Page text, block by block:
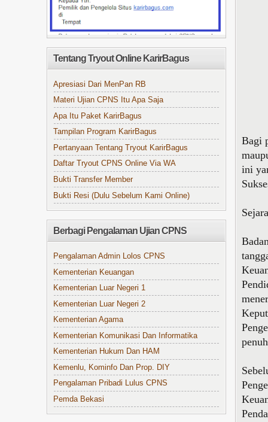
Bagi
ini
Tentang Tryout Online KarirBagus
Apresiasi Dari MenPan RB
Materi Ujian CPNS Itu Apa Saja
Apa Itu Paket KarirBagus
Tampilan Program KarirBagus
Pertanyaan Tentang Tryout KarirBagus
Daftar Tryout CPNS Online Via WA
Bukti Transfer Member
Bukti Resi (Dulu Sebelum Kami Online)
Berbagi Pengalaman Ujian CPNS
Pengalaman Admin Lolos CPNS
Kementerian Keuangan
Kementerian Luar Negeri 1
Kementerian Luar Negeri 2
Kementerian Agama
Kementerian Komunikasi Dan Informatika
Kementerian Hukum Dan HAM
Kemenlu, Kominfo Dan Prop. DIY
Pengalaman Pribadi Lulus CPNS
Pemda Bekasi